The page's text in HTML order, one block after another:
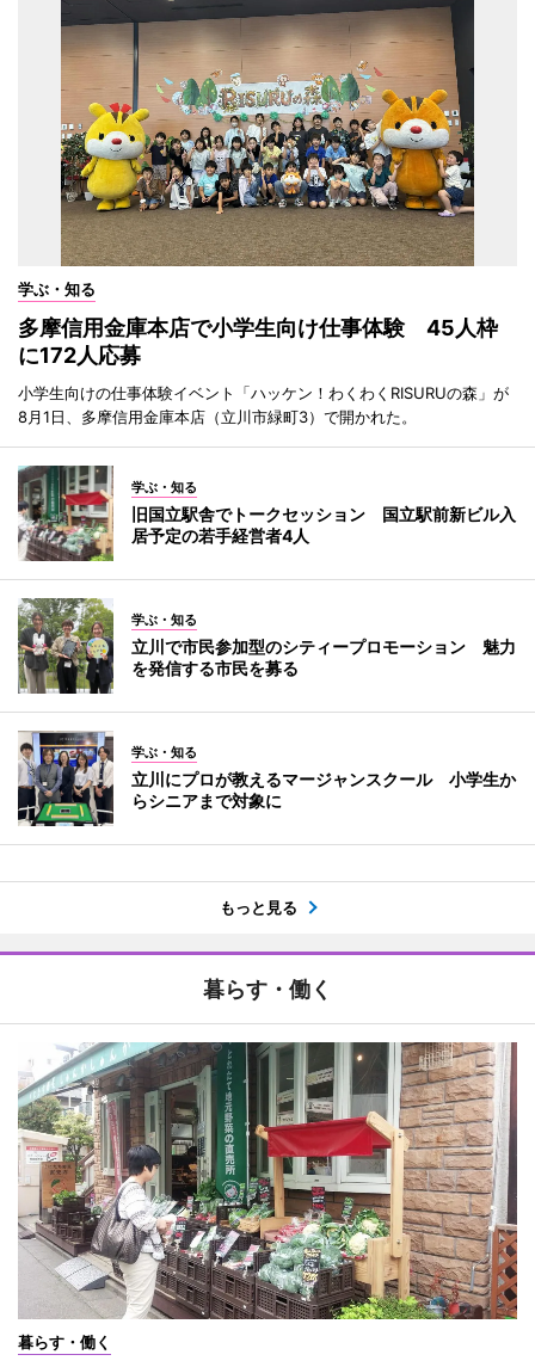
学ぶ・知る
多摩信用金庫本店で小学生向け仕事体験 45人枠
に172人応募
小学生向けの仕事体験イベント「ハッケン！わくわくRISURUの森」が
8月1日、多摩信用金庫本店（立川市緑町3）で開かれた。
学ぶ・知る
旧国立駅舎でトークセッション 国立駅前新ビル入
居予定の若手経営者4人
学ぶ・知る
立川で市民参加型のシティープロモーション 魅力
を発信する市民を募る
学ぶ・知る
立川にプロが教えるマージャンスクール 小学生か
らシニアまで対象に
もっと見る
暮らす・働く
暮らす・働く